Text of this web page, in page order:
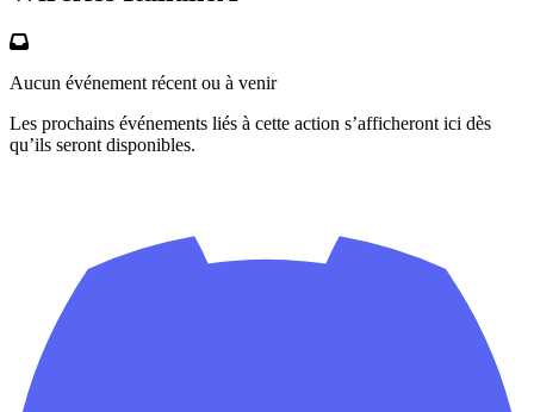
Aucun événement récent ou à venir
Les prochains événements liés à cette action s’afficheront ici dès
qu’ils seront disponibles.